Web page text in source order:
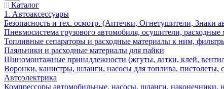
Каталог
1. Автоаксессуары
Безопасность и тех. осмотр. (Аптечки, Огнетушители,
Пневмосистема грузового автомобиля, осушители,
Топливные сепараторы и расходные материалы к ним,
Паяльники и расходные материалы для пайки
Шиномонтажные принадлежности (жгуты, латки, клей,
Воронки, канистры, шланги, насосы для топлива, пистолеты,
Автоэлектрика
Компрессоры автомобильные, насосы, шланги, наконечники,